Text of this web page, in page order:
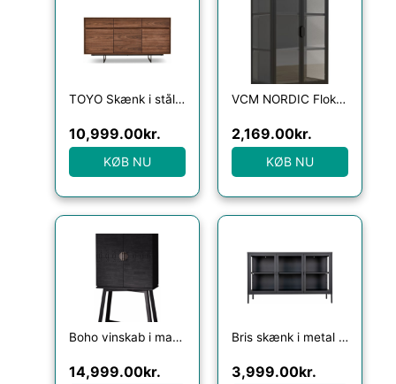
TOYO Skænk i stål, MDF og valnøddefinér H82 x B155 cm – Sort/Valnød
10,999.00kr.
KØB NU
VCM NORDIC Floka M vitrineskab, m. 2 låger og 2 hylder – glas og sort stål
2,169.00kr.
KØB NU
Boho vinskab i mangotræ og mdf H157 x 85 cm – Mat sort
14,999.00kr.
Bris skænk i metal og glas H85 x B140 x D40 cm – Sort/Klar
3,999.00kr.